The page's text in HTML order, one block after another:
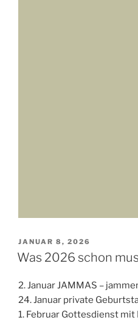
VERÖFFENTLICHT
AM
JANUAR 8, 2026
Was 2026 schon
2. Januar JAMMAS –
24. Januar private
1. Februar Gottesdienst mit